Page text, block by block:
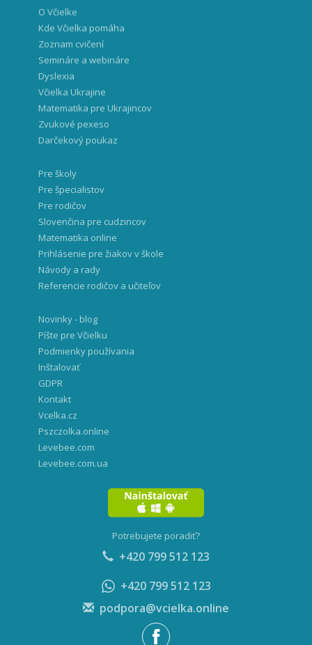
O Včielke
Kde Včielka pomáha
Zoznam cvičení
Semináre a webináre
Dyslexia
Včielka Ukrajine
Matematika pre Ukrajincov
Zvukové pexeso
Darčekový poukaz
Pre školy
Pre špecialistov
Pre rodičov
Slovenčina pre cudzincov
Matematika online
Prihlásenie pre žiakov v škole
Návody a rady
Referencie rodičov a učiteľov
Novinky - blog
Píšte pre Včielku
Podmienky používania
Inštalovať
GDPR
Kontakt
Vcelka.cz
Pszczolka.online
Levebee.com
Levebee.com.ua
Potrebujete poradiť?
+420 799 512 123
+420 799 512 123
podpora@vcielka.online